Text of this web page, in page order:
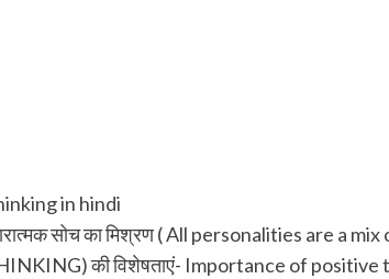
in hindi
सोच का मिश्रण ( All personalities are a
की विशेषताएं- Importance of